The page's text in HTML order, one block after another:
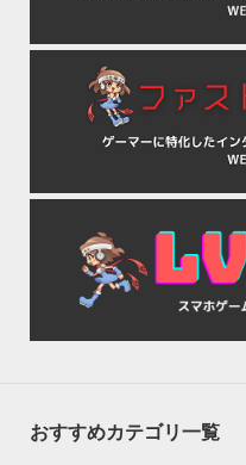
おすすめカテゴリ一覧